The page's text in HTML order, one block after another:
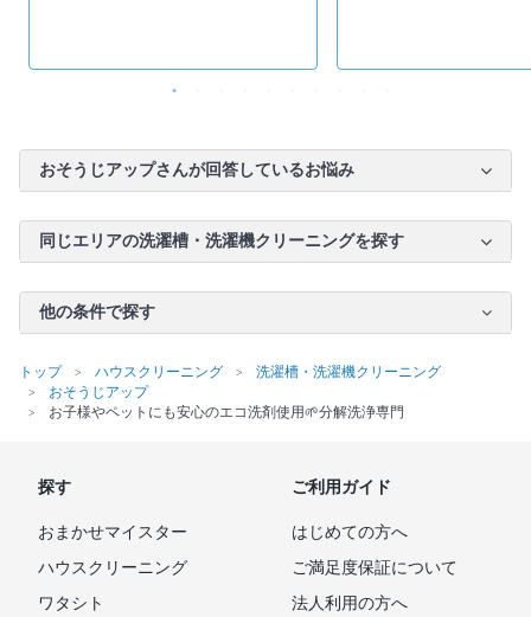
おそうじアップさんが回答しているお悩み
同じエリアの洗濯槽・洗濯機クリーニングを探す
他の条件で探す
トップ ハウスクリーニング
洗濯槽・洗濯機クリーニング
おそうじアップ
お子様やペットにも安心のエコ洗剤使用🌱分解洗浄専門
探す
おまかせマイスター
ハウスクリーニング
ワタシト
ご利用ガイド
はじめての方へ
ご満足度保証について
法人利用の方へ